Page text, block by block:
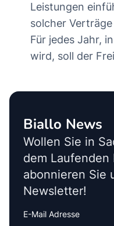
Leistungen
solcher
Für jedes Jahr,
wird, soll der
Biallo News
Wollen Sie in
dem Laufenden
abonnieren Sie
Newsletter!
E-Mail Adresse
Interests
Amount